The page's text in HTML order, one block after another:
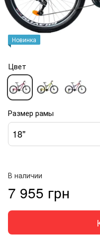
Новинка
Цвет
Размер рамы
18"
В наличии
7 955 грн